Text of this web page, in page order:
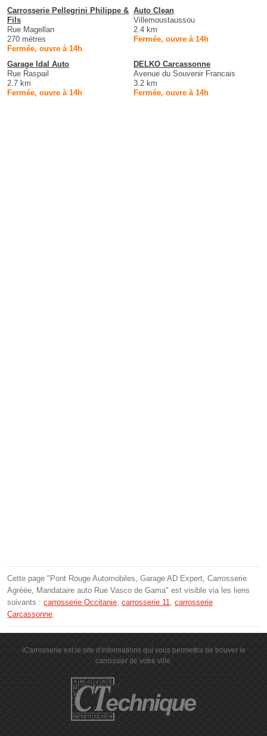
Carrosserie Pellegrini Philippe &
Fils
Rue Magellan
270 mètres
Fermée, ouvre à 14h
Auto Clean
Villemoustaussou
2.4 km
Fermée, ouvre à 14h
Garage Idal Auto
Rue Raspail
2.7 km
Fermée, ouvre à 14h
DELKO Carcassonne
Avenue du Souvenir Francais
3.2 km
Fermée, ouvre à 14h
Cette page "Pont Rouge Automobiles, Garage AD Expert, Carrosserie
Agréée, Mandataire auto Rue Vasco de Gama" est visible via les liens
suivants : carrosserie Occitanie, carrosserie 11, carrosserie
Carcassonne.
iCarrosserie est le site d'informations qui vous permettra de trouver le
carrossier de votre ville.